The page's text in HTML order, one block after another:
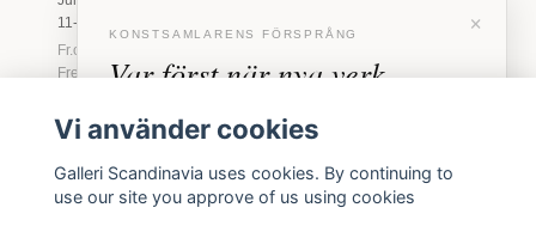
11-16
Fr.o.m. augusti: Tis-
Fre 11-18 · Lör 11-
Marstrand
2026
Tis-Fre 11-18 ·
×
KONSTSAMLARENS FÖRSPRÅNG
Var först när nya verk
anländer
inbjudningar till vernissage, innan vi annonserar
offentligt.
Vi använder cookies
Galleri Scandinavia uses cookies. By continuing to
use our site you approve of us using cookies